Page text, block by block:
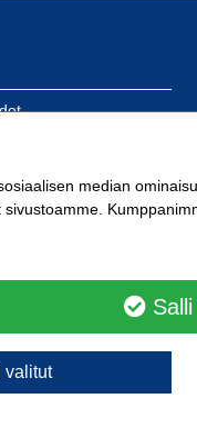
käyttöön median
Salli
valitut